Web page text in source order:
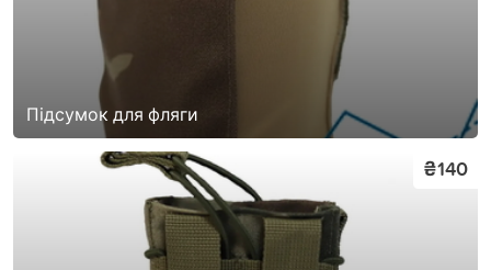
Підсумок для фляги
₴140